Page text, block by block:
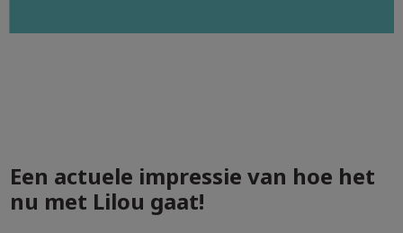
Een actuele impressie van hoe het
nu met Lilou gaat!